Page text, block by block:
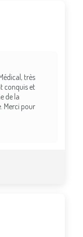
très
conquis et
de la
Merci pour